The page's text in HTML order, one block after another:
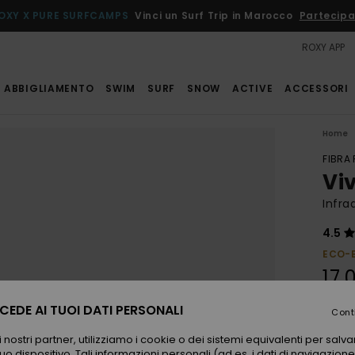
X PURE SURFCAMPS Vinci un Surf Trip in Marocco
ROXY APP
ABBIGLIAMENTO SWIM SURF SNOW ACTIVE ACCESSORI
Home
FIBRA
4.5
ECO-
AI TUOI DATI PERSONALI
partner, utilizziamo i cookie o dei sistemi equivalenti per